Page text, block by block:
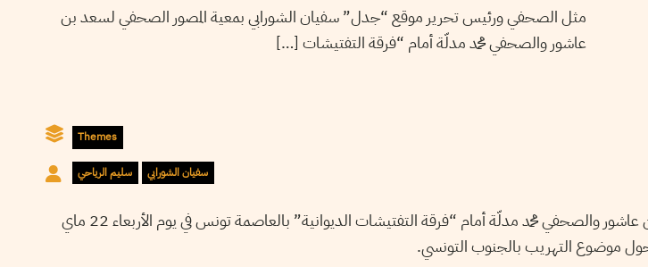
مثل الصحفي ورئيس تحرير موقع “جدل” سفيان الشورابي بمعية المصور الصحفي لسعد بن
عاشور والصحفي محمد مدلّة أمام “فرقة التفتيشات […]
Themes
سليم الرياحي سفيان الشورابي
مثل الصحفي ورئيس تحرير موقع “جدل” سفيان الشورابي بمعية المصور الصحفي لسعد بن عاشور والصحفي محمد مدلّة أمام “فرقة التفتيشات الديوانية” بالعاصمة تونس في يوم الأربعاء 22 ماي